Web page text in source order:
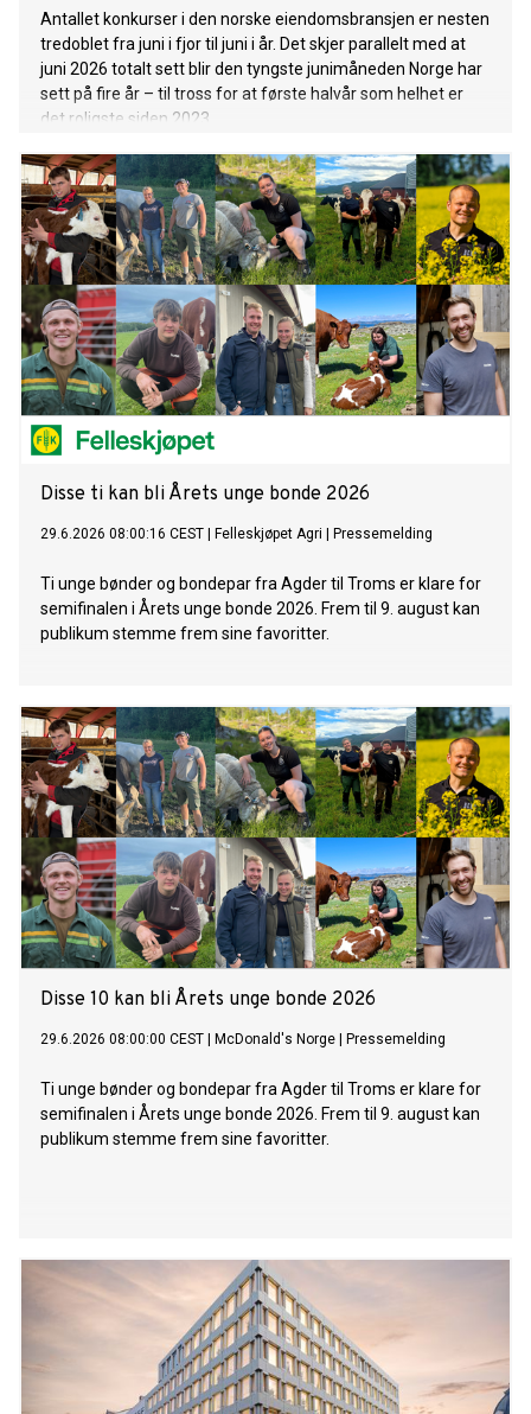
Antallet konkurser i den norske eiendomsbransjen er nesten
tredoblet fra juni i fjor til juni i år. Det skjer parallelt med at
juni 2026 totalt sett blir den tyngste junimåneden Norge har
sett på fire år – til tross for at første halvår som helhet er
det roligste siden 2023.
Disse ti kan bli Årets unge bonde 2026
29.6.2026 08:00:16 CEST Felleskjøpet Agri Pressemelding
Ti unge bønder og bondepar fra Agder til Troms er klare for
semifinalen i Årets unge bonde 2026. Frem til 9. august kan
publikum stemme frem sine favoritter.
Disse 10 kan bli Årets unge bonde 2026
29.6.2026 08:00:00 CEST McDonald's Norge Pressemelding
Ti unge bønder og bondepar fra Agder til Troms er klare for
semifinalen i Årets unge bonde 2026. Frem til 9. august kan
publikum stemme frem sine favoritter.